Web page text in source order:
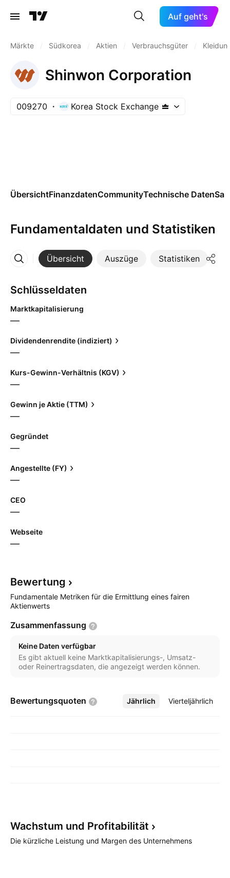
Auf geht's
Märkte Südkorea Aktien Verbrauchsgüter
Shinwon Corporation
009270 Korea Stock Exchange
ÜbersichtFinanzdatenCommunityTechnische Daten
Fundamentaldaten und Statistiken
Übersicht Auszüge Statistiken
Mehr
Schlüsseldaten
Marktkapitalisierung
—
Dividendenrendite (indiziert)
—
Kurs-Gewinn-Verhältnis (KGV)
—
Gewinn je Aktie (TTM)
—
Gegründet
—
Angestellte (FY)
—
CEO
—
Webseite
—
Bewertung
Fundamentale Metriken für die Ermittlung eines fairen
Aktienwerts
Zusammenfassung
Keine Daten verfügbar
Es gibt aktuell keine Marktkapitalisierungs-, Umsatz-
oder Reinertragsdaten, die angezeigt werden können.
Bewertungsquoten Jährlich Vierteljährlich
Mehr
Wachstum und Profitabilität
Die kürzliche Leistung und Margen des Unternehmens